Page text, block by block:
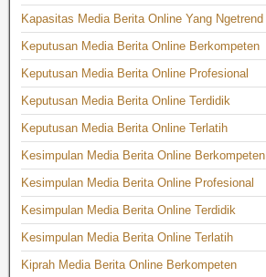
Kapasitas Media Berita Online Yang Ngetrend
Keputusan Media Berita Online Berkompeten
Keputusan Media Berita Online Profesional
Keputusan Media Berita Online Terdidik
Keputusan Media Berita Online Terlatih
Kesimpulan Media Berita Online Berkompeten
Kesimpulan Media Berita Online Profesional
Kesimpulan Media Berita Online Terdidik
Kesimpulan Media Berita Online Terlatih
Kiprah Media Berita Online Berkompeten